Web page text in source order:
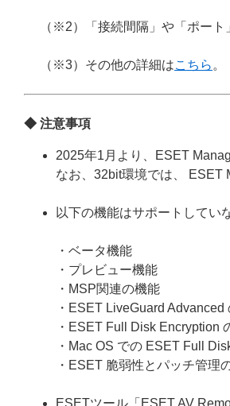
（※2）「接続間隔」や「ポー
（※3）その他の詳細はこちら 。
◆ 注意事項
2025年1月より、ESET
なお、32bit環境では、 ESET
以下の機能はサポートしてい
・ベータ機能
・プレビュー機能
・MSP関連の機能
・ESET LiveGuard Advanced
・ESET Full Disk Encryption
・Mac OS での ESET Full
・ESET 脆弱性とパッチ管理
ESETツール「ESET AV